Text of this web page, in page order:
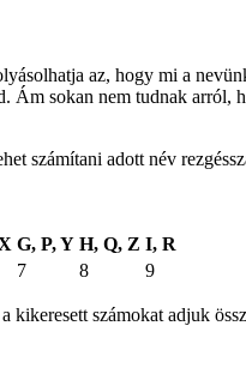
az, hogy mi a
Ám sokan nem tudnak
számítani adott név
G, P, Y H, Q, Z I, R
7 8 9
számokat adjuk